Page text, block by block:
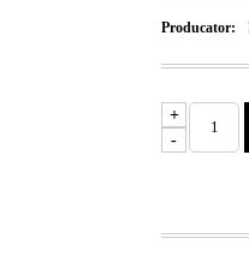
Producator:
+
-